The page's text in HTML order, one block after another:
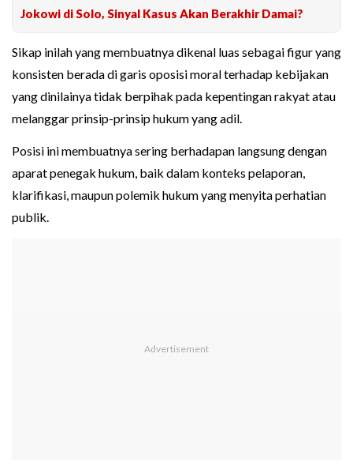
Jokowi di Solo, Sinyal Kasus Akan Berakhir Damai?
Sikap inilah yang membuatnya dikenal luas sebagai figur yang
konsisten berada di garis oposisi moral terhadap kebijakan
yang dinilainya tidak berpihak pada kepentingan rakyat atau
melanggar prinsip-prinsip hukum yang adil.
Posisi ini membuatnya sering berhadapan langsung dengan
aparat penegak hukum, baik dalam konteks pelaporan,
klarifikasi, maupun polemik hukum yang menyita perhatian
publik.